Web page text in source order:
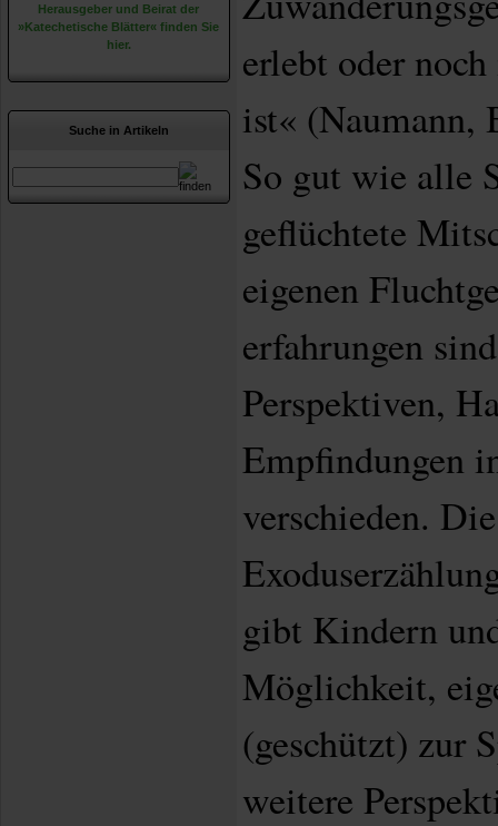
Herausgeber und Beirat der
»Katechetische Blätter« finden Sie
hier.
Suche in Artikeln
erlebt oder
ist« (Naumann,
So gut wie alle
geflüchtete
eigenen
erfahrungen
Perspektiven,
Empfindungen
verschieden.
gibt Kindern
Möglichkeit,
(geschützt) zur
weitere